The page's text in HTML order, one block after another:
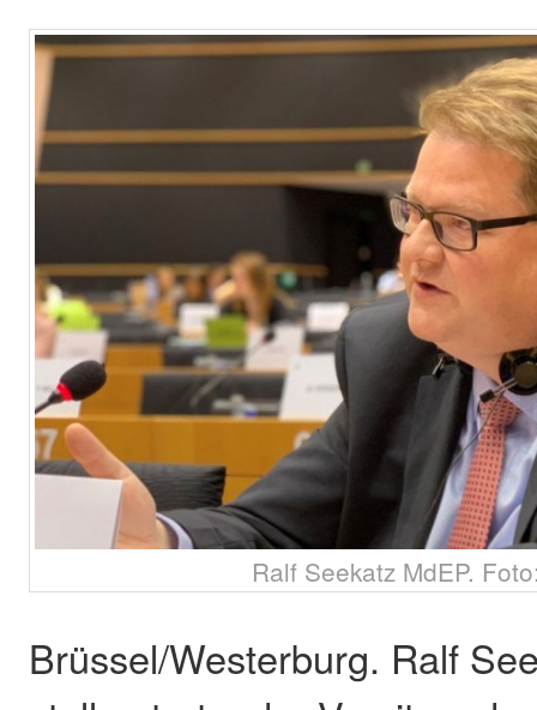
Ralf Seekatz MdEP.
Brüssel/Westerburg. Ralf